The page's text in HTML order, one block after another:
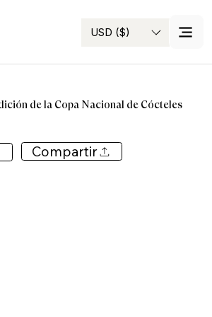
USD ($)
de la Copa Nacional de Cócteles
Compartir